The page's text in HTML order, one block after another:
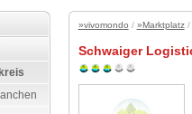
»vivomondo / »Marktplatz/
Schwaiger